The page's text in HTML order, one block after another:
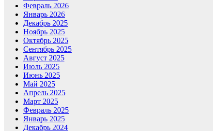
Февраль 2026
Январь 2026
Декабрь 2025
Ноябрь 2025
Октябрь 2025
Сентябрь 2025
Август 2025
Июль 2025
Июнь 2025
Май 2025
Апрель 2025
Март 2025
Февраль 2025
Январь 2025
Декабрь 2024